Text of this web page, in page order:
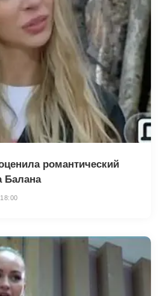
романтический
Балана